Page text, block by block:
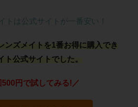
ンズメイトを1番お得に購入でき
ト公式サイトでした。
500円で試してみる!／